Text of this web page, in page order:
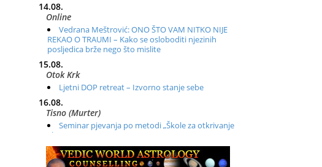
14.08.
Online
Vedrana Meštrović: ONO ŠTO VAM NITKO NIJE
REKAO O TRAUMI – Kako se osloboditi njezinih
posljedica brže nego što mislite
15.08.
Otok Krk
Ljetni DOP retreat – Izvorno stanje sebe
16.08.
Tisno (Murter)
Seminar pjevanja po metodi „Škole za otkrivanje
glasa“
20.08.
Online